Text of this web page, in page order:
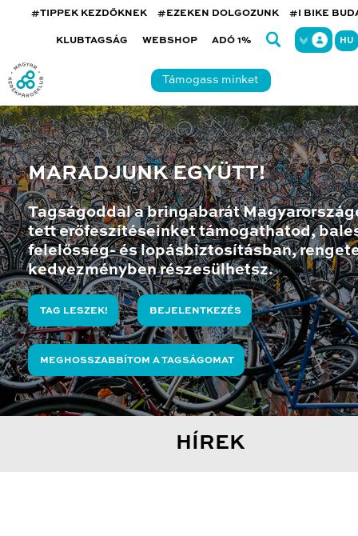
#TIPPEK KEZDŐKNEK #EZEKEN DOLGOZUNK #I BIKE
KLUBTAGSÁG WEBSHOP ADÓ 1% HU
Támogass minket
MARADJUNK EGYÜTT!
Tagságoddal a bringabarát
tett erőfeszítéseinket támogathatod,
felelősség- és lopásbiztosításban,
kedvezményben részesülhetsz.
TAG LESZEK! BEJELENTKEZÉS
MEGHOSSZABBÍTOM A TAGSÁGOMAT
HÍREK